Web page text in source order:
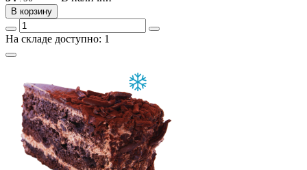
В корзину
На складе доступно: 1